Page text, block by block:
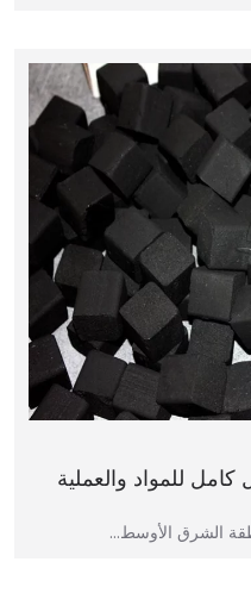
للمواد والعملية
الشرق الأوسط…